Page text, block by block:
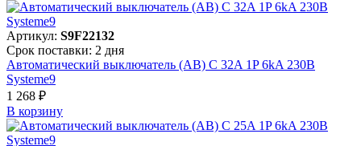
Артикул: S9F22132
Срок поставки: 2 дня
Автоматический выключатель (АВ) C 32A 1P 6kA 230В
Systeme9
1 268 ₽
В корзинy